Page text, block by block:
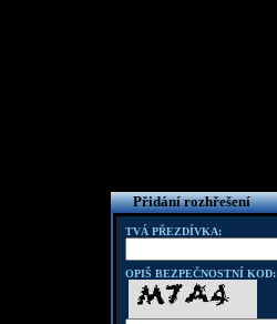
Přidání rozhřešení
TVÁ PŘEZDÍVKA:
OPIŠ BEZPEČNOSTNÍ KOD: